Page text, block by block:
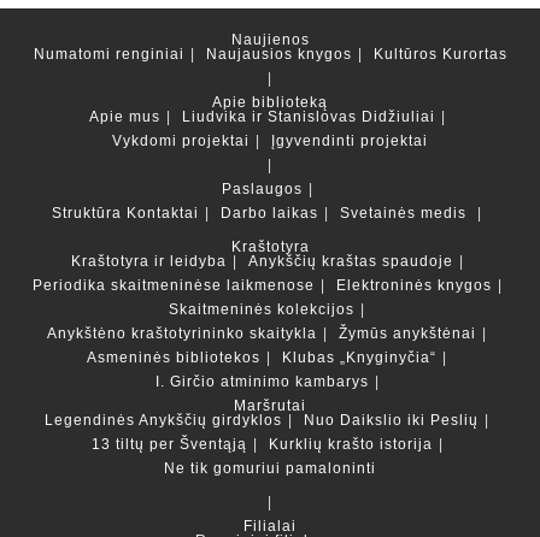
Naujienos
Numatomi renginiai
Naujausios knygos Kultūros Kurortas
Apie biblioteką
Apie mus
Liudvika ir Stanislovas Didžiuliai
Vykdomi projektai
Įgyvendinti projektai
Paslaugos
Struktūra Kontaktai Darbo laikas
Svetainės medis
Kraštotyra
Kraštotyra ir leidyba
Anykščių kraštas spaudoje
Periodika skaitmeninėse laikmenose
Elektroninės knygos
Skaitmeninės kolekcijos
Anykštėno kraštotyrininko skaitykla
Žymūs anykštėnai
Asmeninės bibliotekos
Klubas „Knyginyčia“
I. Girčio atminimo kambarys
Maršrutai
Legendinės Anykščių girdyklos
Nuo Daikslio iki Peslių
13 tiltų per Šventąją
Kurklių krašto istorija
Ne tik gomuriui pamaloninti
Filialai